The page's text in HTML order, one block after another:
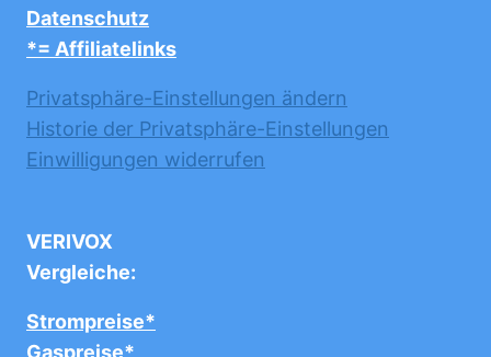
Datenschutz
*= Affiliatelinks
Privatsphäre-Einstellungen ändern
Historie der Privatsphäre-Einstellungen
Einwilligungen widerrufen
VERIVOX
Vergleiche:
Strompreise*
Gaspreise*